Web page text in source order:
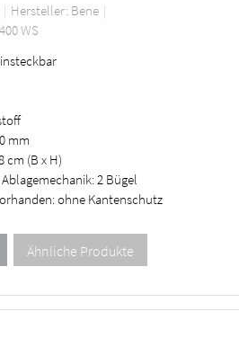
Hersteller: Bene
WS
mm
cm (B x H)
2 Bügel
ohne Kantenschutz